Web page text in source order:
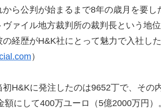
ら公判が始まるまで8年の歳月を要し
ヴァイル地方裁判所の裁判長という地
経歴がH&K社にとって魅力で入社した
）
初H&Kに発注したのは9652丁で、その
額にして400万ユーロ（5億2000万円